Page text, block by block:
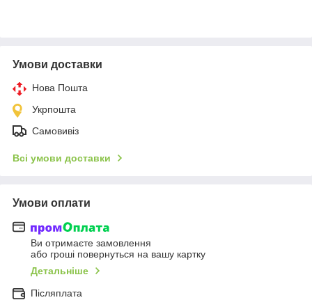
Умови доставки
Нова Пошта
Укрпошта
Самовивіз
Всі умови доставки
Умови оплати
Ви отримаєте замовлення
або гроші повернуться на вашу картку
Детальніше
Післяплата